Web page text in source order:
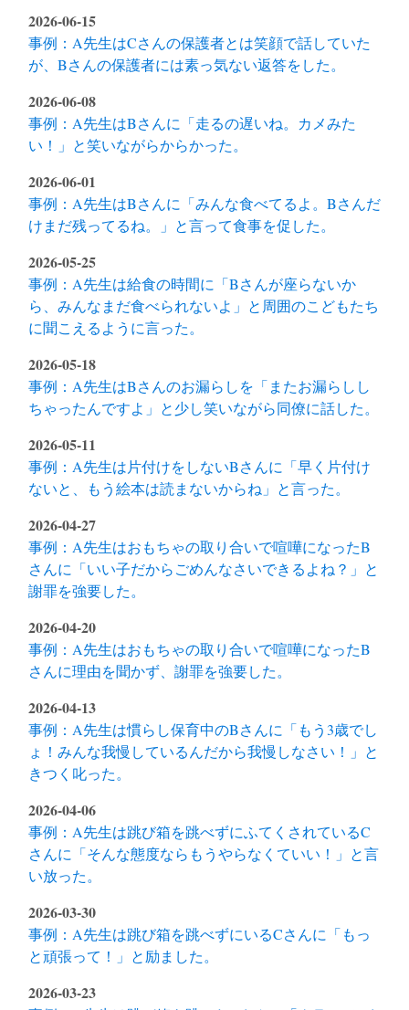
2026-06-15
事例：A先生はCさんの保護者とは笑顔で話していた
が、Bさんの保護者には素っ気ない返答をした。
2026-06-08
事例：A先生はBさんに「走るの遅いね。カメみた
い！」と笑いながらからかった。
2026-06-01
事例：A先生はBさんに「みんな食べてるよ。Bさんだ
けまだ残ってるね。」と言って食事を促した。
2026-05-25
事例：A先生は給食の時間に「Bさんが座らないか
ら、みんなまだ食べられないよ」と周囲のこどもたち
に聞こえるように言った。
2026-05-18
事例：A先生はBさんのお漏らしを「またお漏らしし
ちゃったんですよ」と少し笑いながら同僚に話した。
2026-05-11
事例：A先生は片付けをしないBさんに「早く片付け
ないと、もう絵本は読まないからね」と言った。
2026-04-27
事例：A先生はおもちゃの取り合いで喧嘩になったB
さんに「いい子だからごめんなさいできるよね？」と
謝罪を強要した。
2026-04-20
事例：A先生はおもちゃの取り合いで喧嘩になったB
さんに理由を聞かず、謝罪を強要した。
2026-04-13
事例：A先生は慣らし保育中のBさんに「もう3歳でし
ょ！みんな我慢しているんだから我慢しなさい！」と
きつく叱った。
2026-04-06
事例：A先生は跳び箱を跳べずにふてくされているC
さんに「そんな態度ならもうやらなくていい！」と言
い放った。
2026-03-30
事例：A先生は跳び箱を跳べずにいるCさんに「もっ
と頑張って！」と励ました。
2026-03-23